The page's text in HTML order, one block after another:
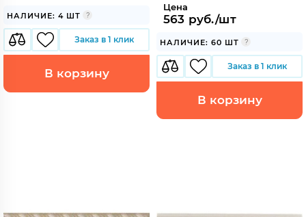
НАЛИЧИЕ: 4 ШТ
Заказ в 1 клик
В корзину
Цена
563 руб./шт
НАЛИЧИЕ: 60 ШТ
Заказ в 1 клик
В корзину